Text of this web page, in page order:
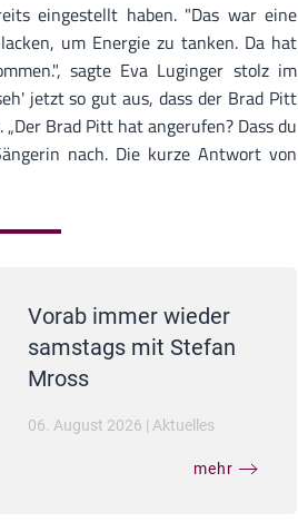
eingestellt haben. "Das war eine
um Energie zu tanken. Da hat
sagte Eva Luginger stolz im
jetzt so gut aus, dass der Brad Pitt
Brad Pitt hat angerufen? Dass du
nach. Die kurze Antwort von
Vorab immer wieder
samstags mit Stefan
Mross
06. August 2026 | Aktuelles
mehr